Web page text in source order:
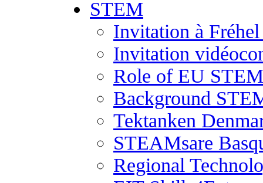
STEM
Invitation à
Invitation
Role of EU
Background
Tektanken
STEAMsare
Regional